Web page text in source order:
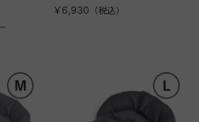
安心。
￥6,930